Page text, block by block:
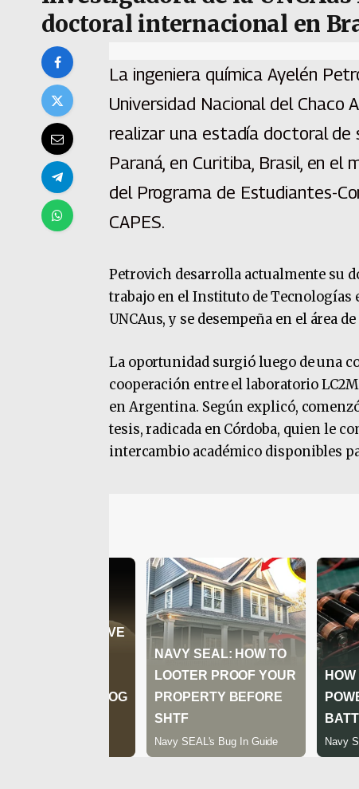
doctoral internacional en
La ingeniera química Ayelén
Universidad Nacional del Chaco
realizar una estadía doctoral de
Paraná, en Curitiba, Brasil, en
del Programa de Estudiantes-
CAPES.
Petrovich desarrolla actualmente su
trabajo en el Instituto de Tecnologías
UNCAus, y se desempeña en el área
La oportunidad surgió luego de una
cooperación entre el laboratorio
en Argentina. Según explicó,
tesis, radicada en Córdoba, quien le
intercambio académico disponibles